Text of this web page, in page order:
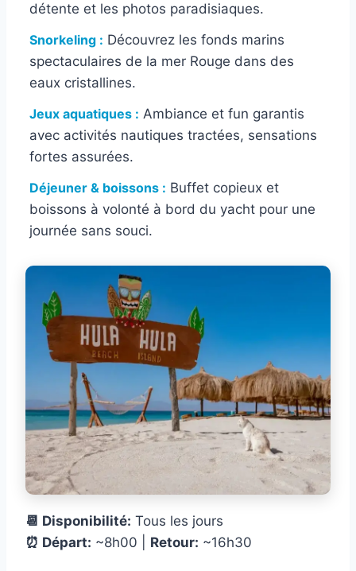
détente et les photos paradisiaques.
Snorkeling : Découvrez les fonds marins
spectaculaires de la mer Rouge dans des
eaux cristallines.
Jeux aquatiques : Ambiance et fun garantis
avec activités nautiques tractées, sensations
fortes assurées.
Déjeuner & boissons : Buffet copieux et
boissons à volonté à bord du yacht pour une
journée sans souci.
📆 Disponibilité: Tous les jours
⏰ Départ: ~8h00 | Retour: ~16h30